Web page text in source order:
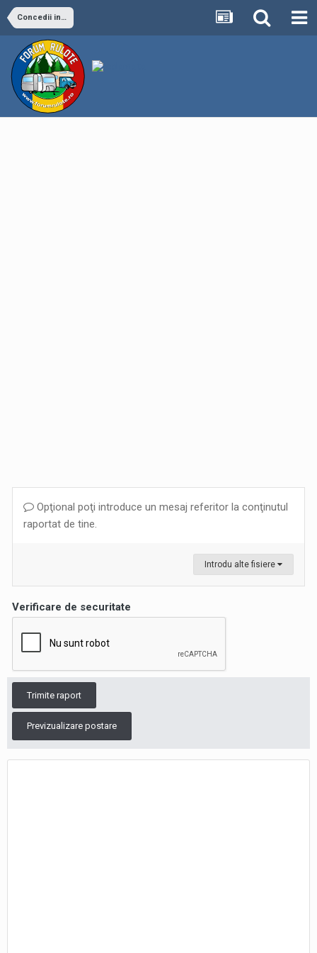
Concedii in afara tarii
Opţional poţi introduce un mesaj referitor la conţinutul
raportat de tine.
Introdu alte fisiere
Verificare de securitate
Trimite raport
Previzualizare postare